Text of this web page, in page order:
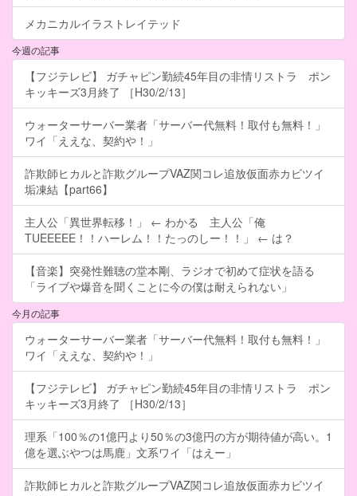
メカニカルイラストレイテッド
今週の記事
【フジテレビ】 ガチャピン勤続45年目の非情リストラ ポン
キッキーズ3月終了 ［H30/2/13］
ウォーターサーバー業者「サーバー代無料！取付も無料！」
ワイ「ええな、契約や！」
詐欺師ヒカルと詐欺グループVAZ関コレ追放仮面赤カビツイ
垢凍結【part66】
主人公「異世界転移！」 ← わかる 主人公「俺
TUEEEEE！！ハーレム！！たっのしー！！」 ← は？
【音楽】突発性難聴の堂本剛、ラジオで初めて症状を語る
「ライブや爆音を聞くことに今の僕は耐えられない」
今月の記事
ウォーターサーバー業者「サーバー代無料！取付も無料！」
ワイ「ええな、契約や！」
【フジテレビ】 ガチャピン勤続45年目の非情リストラ ポン
キッキーズ3月終了 ［H30/2/13］
理系「100％の1億円より50％の3億円の方が期待値が高い。1
億を選ぶやつは馬鹿」文系ワイ「はえー」
詐欺師ヒカルと詐欺グループVAZ関コレ追放仮面赤カビツイ